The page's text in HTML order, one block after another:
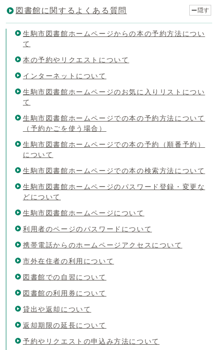
図書館に関するよくある質問 隠す
生駒市図書館ホームページからの本の予約方法につい
て
本の予約やリクエストについて
インターネットについて
生駒市図書館ホームページのお気に入りリストについ
て
生駒市図書館ホームページでの本の予約方法について
（予約かごを使う場合）
生駒市図書館ホームページでの本の予約（順番予約）
について
生駒市図書館ホームページでの本の検索方法について
生駒市図書館ホームページのパスワード登録・変更な
どについて
生駒市図書館ホームページについて
利用者のページのパスワードについて
携帯電話からのホームページアクセスについて
市外在住者の利用について
図書館での自習について
図書館の利用券について
貸出や返却について
返却期限の延長について
予約やリクエストの申込み方法について